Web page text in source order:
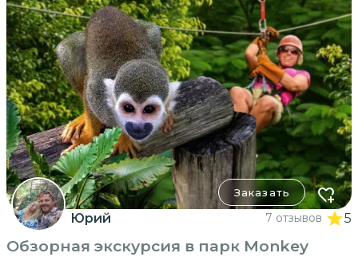
Заказать
Юрий 7 отзывов 5
Обзорная экскурсия в парк Monkey